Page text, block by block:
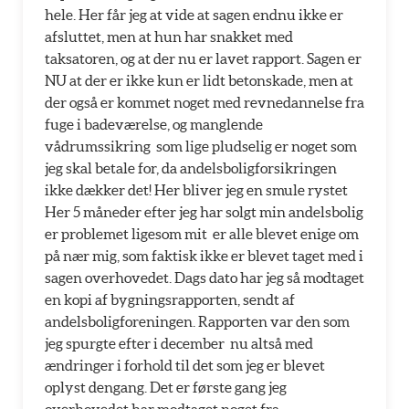
hele. Her får jeg at vide at sagen endnu ikke er
afsluttet, men at hun har snakket med
taksatoren, og at der nu er lavet rapport. Sagen er
NU at der er ikke kun er lidt betonskade, men at
der også er kommet noget med revnedannelse fra
fuge i badeværelse, og manglende
vådrumssikring  som lige pludselig er noget som
jeg skal betale for, da andelsboligforsikringen
ikke dækker det! Her bliver jeg en smule rystet 
Her 5 måneder efter jeg har solgt min andelsbolig
er problemet ligesom mit  er alle blevet enige om
på nær mig, som faktisk ikke er blevet taget med i
sagen overhovedet. Dags dato har jeg så modtaget
en kopi af bygningsrapporten, sendt af
andelsboligforeningen. Rapporten var den som
jeg spurgte efter i december  nu altså med
ændringer i forhold til det som jeg er blevet
oplyst dengang. Det er første gang jeg